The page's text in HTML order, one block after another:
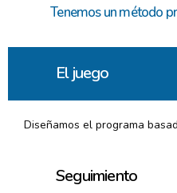
Tenemos un método
El juego
Diseñamos el programa
Seguimiento